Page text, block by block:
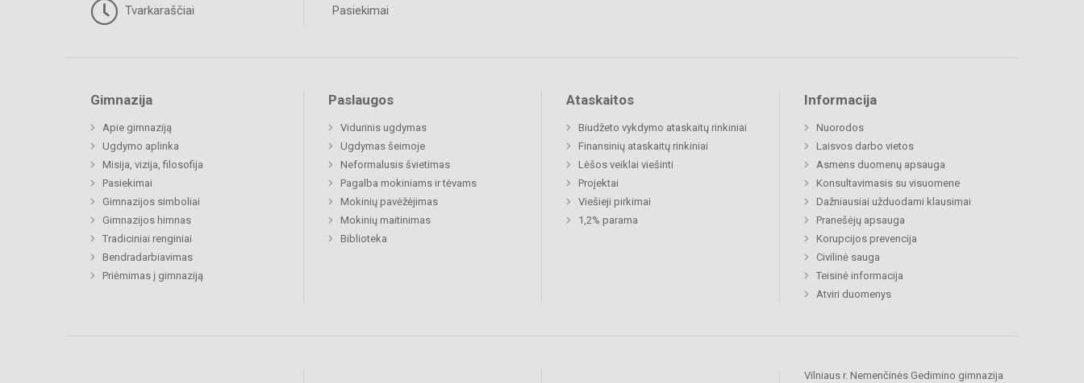
Tvarkaraščiai Pasiekimai
Gimnazija
Apie gimnaziją
Ugdymo aplinka
Misija, vizija, filosofija
Pasiekimai
Gimnazijos simboliai
Gimnazijos himnas
Tradiciniai renginiai
Bendradarbiavimas
Priėmimas į gimnaziją
Paslaugos
Vidurinis ugdymas
Ugdymas šeimoje
Neformalusis švietimas
Pagalba mokiniams ir tėvams
Mokinių pavėžėjimas
Mokinių maitinimas
Biblioteka
Ataskaitos
Biudžeto vykdymo ataskaitų rinkiniai
Finansinių ataskaitų rinkiniai
Lėšos veiklai viešinti
Projektai
Viešieji pirkimai
1,2% parama
Informacija
Nuorodos
Laisvos darbo vietos
Asmens duomenų apsauga
Konsultavimasis su visuomene
Dažniausiai užduodami klausimai
Pranešėjų apsauga
Korupcijos prevencija
Civilinė sauga
Teisinė informacija
Atviri duomenys
Vilniaus r. Nemenčinės Gedimino gimnazija